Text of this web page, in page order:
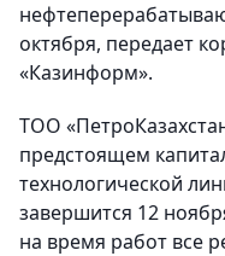
октября, передает
«Казинформ».
ТОО
предстоящем
технологической
завершится 12
на время работ все